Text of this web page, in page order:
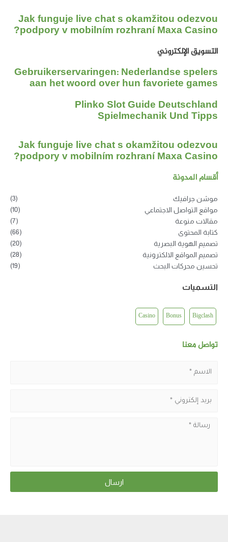
Jak funguje live chat s okamžitou odezvou
podpory v mobilním rozhraní Maxa Casino?
التسويق الإلكتروني
Gebruikerservaringen: Nederlandse spelers
aan het woord over hun favoriete games
Plinko Slot Guide Deutschland
Spielmechanik Und Tipps
Jak funguje live chat s okamžitou odezvou
podpory v mobilním rozhraní Maxa Casino?
أقسام المدونة
تحسين محركات البحث (19)
تصميم المواقع الالكترونية (28)
تصميم الهوية البصرية (20)
كتابة المحتوى (66)
مقالات منوعة (7)
مواقع التواصل الاجتماعي (10)
موشن جرافيك (3)
التسميات
Bigclash
Bonus
Casino
تواصل معنا
ارسال